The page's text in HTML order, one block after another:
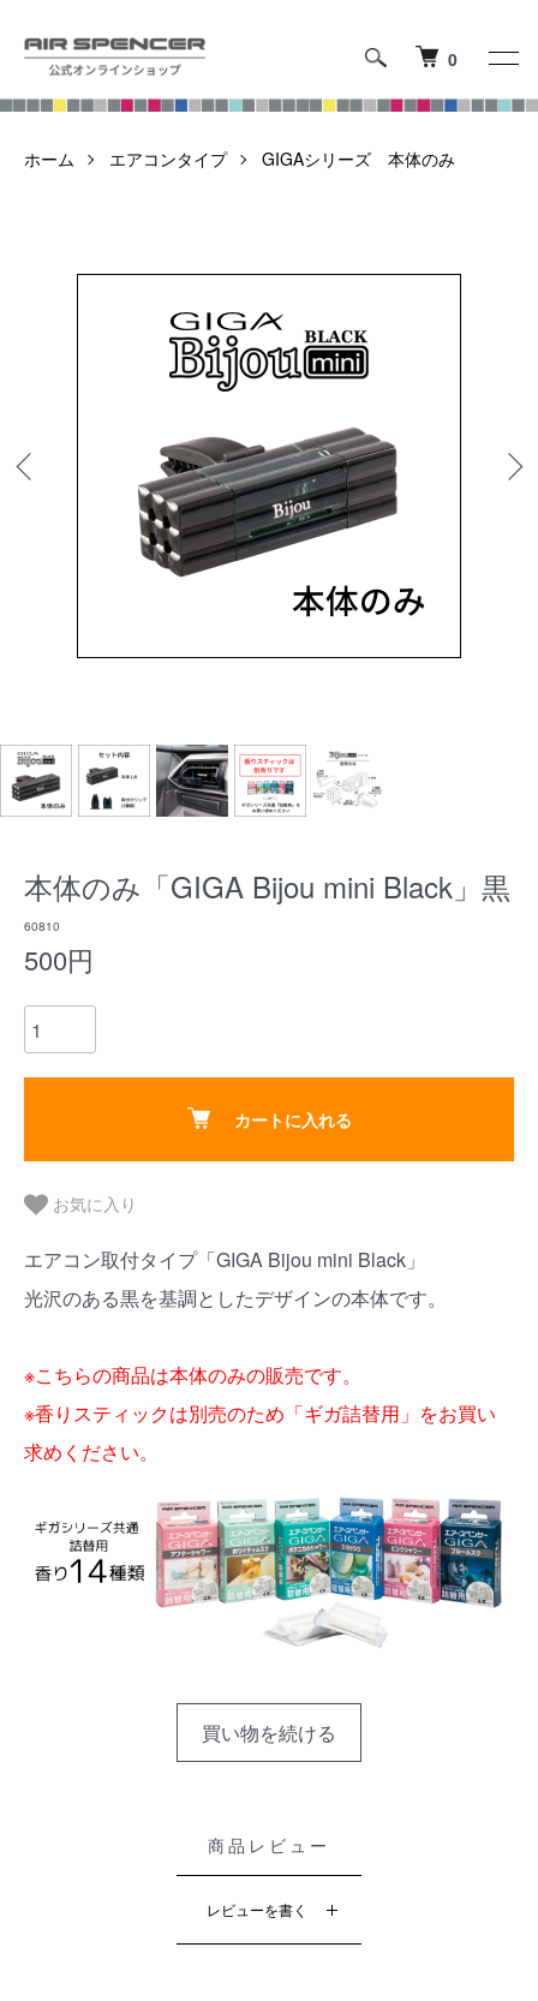
0
ホーム エアコンタイプ GIGAシリーズ 本体のみ
本体のみ「GIGA Bijou mini Black」黒
60810
500円
カートに入れる
お気に入り
エアコン取付タイプ「GIGA Bijou mini Black」
光沢のある黒を基調としたデザインの本体です。
※こちらの商品は本体のみの販売です。
※香りスティックは別売のため「ギガ詰替用」をお買い
求めください。
買い物を続ける
商品レビュー
レビューを書く